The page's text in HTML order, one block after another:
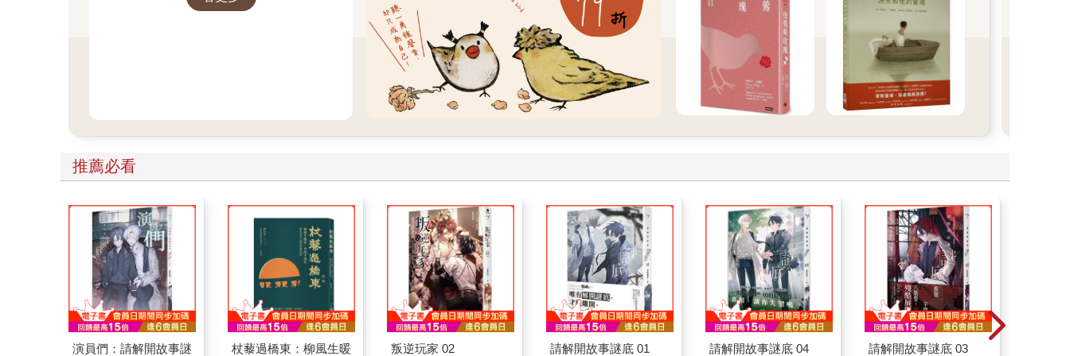
推薦必看
演員們：請解開故事謎 杖藜過橋東：柳風生暖 叛逆玩家 02 請解開故事謎底 01 請解開故事謎底 04 請解開故事謎底 03